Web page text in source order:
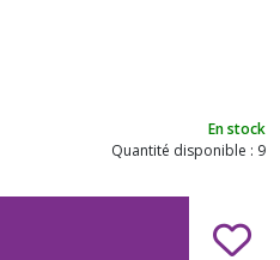
En stock
Quantité disponible : 9